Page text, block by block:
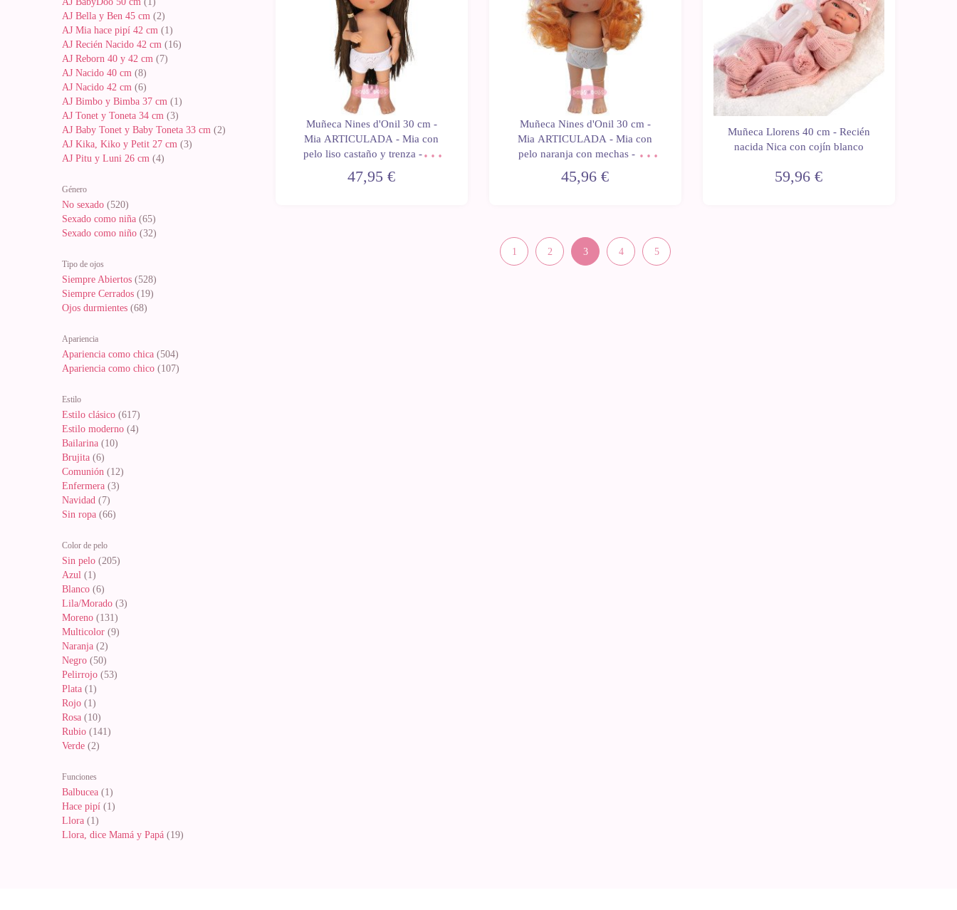
AJ Bella y Ben 45 cm (2)
AJ Mia hace pipí 42 cm (1)
AJ Recién Nacido 42 cm (16)
AJ Reborn 40 y 42 cm (7)
AJ Nacido 40 cm (8)
AJ Nacido 42 cm (6)
AJ Bimbo y Bimba 37 cm (1)
AJ Tonet y Toneta 34 cm (3)
AJ Baby Tonet y Baby Toneta 33 cm (2)
AJ Kika, Kiko y Petit 27 cm (3)
AJ Pitu y Luni 26 cm (4)
Género
No sexado (520)
Sexado como niña (65)
Sexado como niño (32)
Tipo de ojos
Siempre Abiertos (528)
Siempre Cerrados (19)
Ojos durmientes (68)
Apariencia
Apariencia como chica (504)
Apariencia como chico (107)
Estilo
Estilo clásico (617)
Estilo moderno (4)
Bailarina (10)
Brujita (6)
Comunión (12)
Enfermera (3)
Navidad (7)
Sin ropa (66)
Color de pelo
Sin pelo (205)
Azul (1)
Blanco (6)
Lila/Morado (3)
Moreno (131)
Multicolor (9)
Naranja (2)
Negro (50)
Pelirrojo (53)
Plata (1)
Rojo (1)
Rosa (10)
Rubio (141)
Verde (2)
Funciones
Balbucea (1)
Hace pipí (1)
Llora (1)
Llora, dice Mamá y Papá (19)
Muñeca Nines d'Onil 30 cm -
Mia ARTICULADA - Mia con
pelo liso castaño y trenza - Sin
ropa
47,95 €
Muñeca Nines d'Onil 30 cm -
Mia ARTICULADA - Mia con
pelo naranja con mechas - Sin
ropa
45,96 €
Muñeca Llorens 40 cm - Recién
nacida Nica con cojín blanco
59,96 €
1 2 3 4 5